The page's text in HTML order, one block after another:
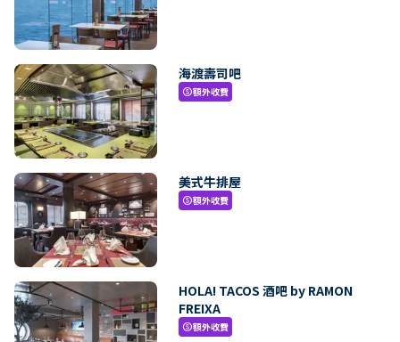
海渡壽司吧
paid額外收費
美式牛排屋
paid額外收費
HOLA! TACOS 酒吧 by RAMON
FREIXA
paid額外收費